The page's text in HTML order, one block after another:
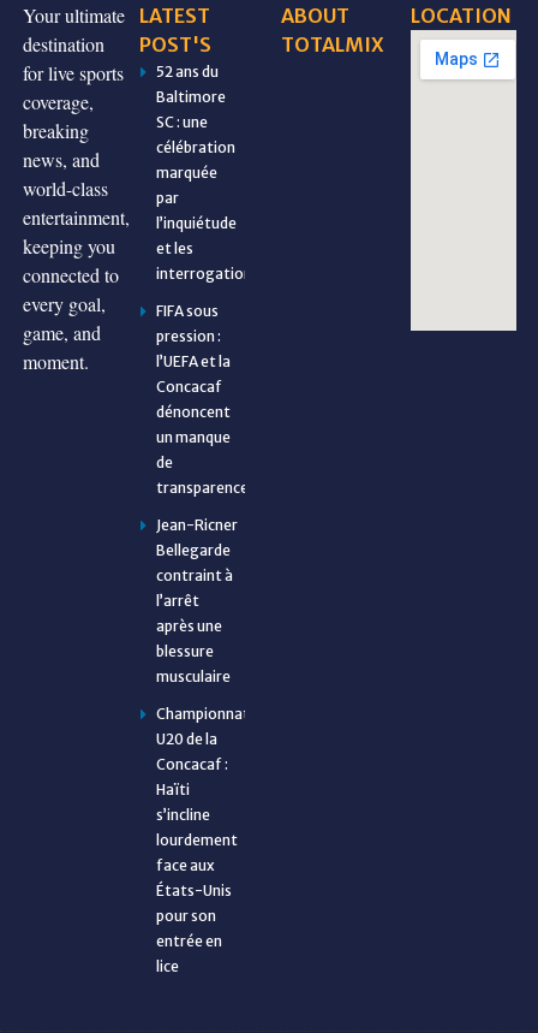
Your ultimate
destination
for live sports
coverage,
breaking
news, and
world-class
entertainment,
keeping you
connected to
every goal,
game, and
moment.
LATEST
POST'S
52 ans du
Baltimore
SC : une
célébration
marquée
par
l’inquiétude
et les
interrogations
FIFA sous
pression :
l’UEFA et la
Concacaf
dénoncent
un manque
de
transparence
Jean-Ricner
Bellegarde
contraint à
l’arrêt
après une
blessure
musculaire
Championnat
U20 de la
Concacaf :
Haïti
s’incline
lourdement
face aux
États-Unis
pour son
entrée en
lice
ABOUT
TOTALMIX
LOCATION